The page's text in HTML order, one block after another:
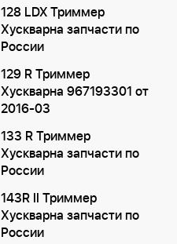
128 LDX Триммер
Хускварна запчасти по
России
129 R Триммер
Хускварна 967193301 от
2016-03
133 R Триммер
Хускварна запчасти по
России
143R II Триммер
Хускварна запчасти по
России